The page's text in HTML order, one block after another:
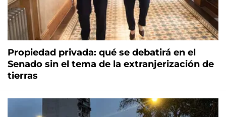
Propiedad privada: qué se debatirá en el
Senado sin el tema de la extranjerización de
tierras